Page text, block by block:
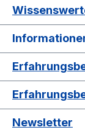
Newsletter